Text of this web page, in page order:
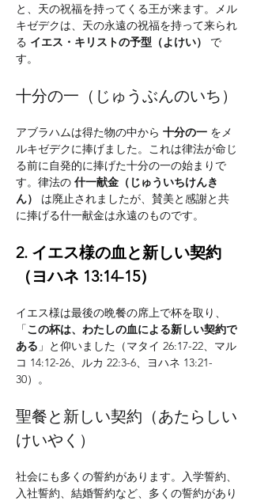
と、天の祝福を持ってくる王が来ます。メル
キゼデクは、天の永遠の祝福を持って来られ
る イエス・キリストの予型（よけい）
で
す。
十分の一（じゅうぶんのいち）
アブラハムは得た物の中から 十分の一 をメ
ルキゼデクに捧げました。これは律法が命じ
る前に自発的に捧げた十分の一の始まりで
す。律法の 什一献金（じゅういちけんき
ん）
は廃止されましたが、賛美と感謝と共
に捧げる什一献金は永遠のものです。
2. イエス様の血と新しい契約
（ヨハネ 13:14-15）
イエス様は最後の晩餐の席上で杯を取り、
「この杯は、わたしの血による新しい契約で
ある 」と仰いました（マタイ 26:17-22、マル
コ 14:12-26、ルカ 22:3-6、ヨハネ 13:21-
30）。
聖餐と新しい契約（あたらしい
けいやく）
社会にも多くの誓約があります。入学誓約、
入社誓約、結婚誓約など、多くの誓約があり